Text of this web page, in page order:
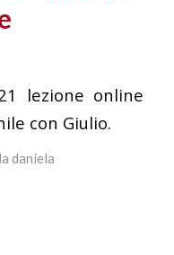
lezione online
con Giulio.
daniela